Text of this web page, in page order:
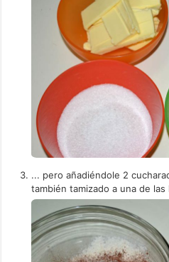
... pero añadiéndole 2
también tamizado a una de las